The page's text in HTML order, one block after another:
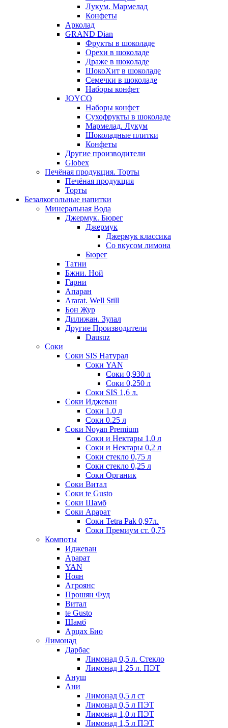
Лукум. Мармелад
Конфеты
Арколад
GRAND Dian
Фрукты в шоколаде
Орехи в шоколаде
Драже в шоколаде
ШокоХит в шоколаде
Семечки в шоколаде
Наборы конфет
JOYCO
Наборы конфет
Сухофрукты в шоколаде
Мармелад. Лукум
Шоколадные плитки
Конфеты
Другие производители
Globex
Печёная продукция. Торты
Печёная продукция
Торты
Безалкогольные напитки
Минеральная Вода
Джермук. Бюрег
Джермук
Джермук классика
Со вкусом лимона
Бюрег
Татни
Бжни. Ной
Гарни
Апаран
Ararat. Well Still
Бон Жур
Дилижан. Зулал
Другие Производители
Dausuz
Соки
Соки SIS Натурал
Соки YAN
Соки 0,930 л
Соки 0,250 л
Соки SIS 1,6 л.
Соки Иджеван
Соки 1.0 л
Соки 0.25 л
Соки Noyan Premium
Соки и Нектары 1,0 л
Соки и Нектары 0,2 л
Соки стекло 0,75 л
Соки стекло 0,25 л
Соки Органик
Соки Витал
Соки te Gusto
Соки Шамб
Соки Арарат
Соки Tetra Pak 0,97л.
Соки Премиум ст. 0,75
Компоты
Иджеван
Арарат
YAN
Ноян
Агроянс
Прошян Фуд
Витал
te Gusto
Шамб
Арцах Био
Лимонад
Дарбас
Лимонад 0,5 л. Стекло
Лимонад 1,25 л. ПЭТ
Ануш
Ани
Лимонад 0,5 л ст
Лимонад 0,5 л ПЭТ
Лимонад 1,0 л ПЭТ
Лимонад 1,5 л ПЭТ